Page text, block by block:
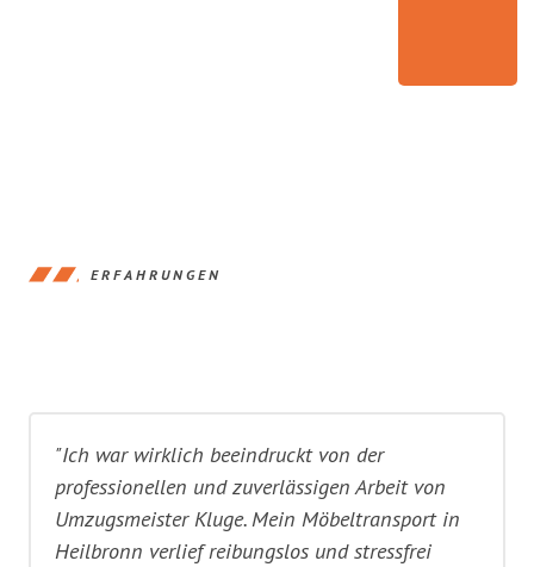
ERFAHRUNGEN
"Ich war wirklich beeindruckt von der
professionellen und zuverlässigen Arbeit von
Umzugsmeister Kluge. Mein Möbeltransport in
Heilbronn verlief reibungslos und stressfrei